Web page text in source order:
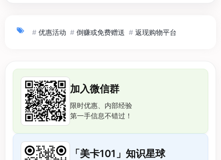
# 优惠活动 # 倒赚或免费赠送 # 返现购物平台
加入微信群
限时优惠、内部经验
第一手信息不错过！
「美卡101」知识星球